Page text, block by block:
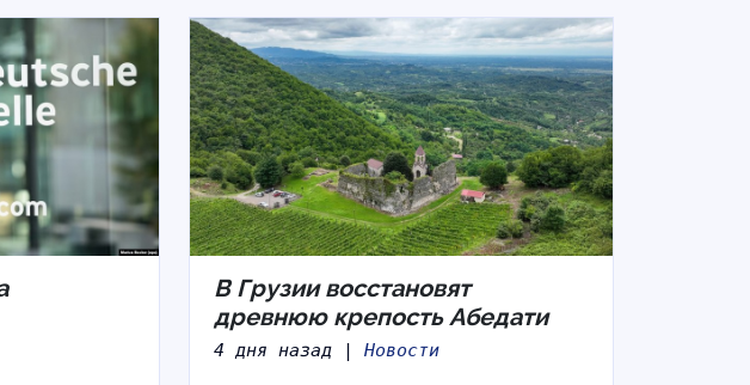
В Грузии восстановят
древнюю крепость Абедати
4 дня назад | Новости